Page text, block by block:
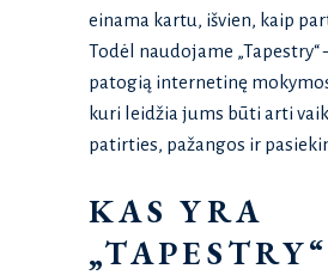
einama kartu, išvien, kaip
Todėl naudojame „Tapestry“
patogią internetinę
kuri leidžia jums būti arti
patirties, pažangos ir
KAS YRA